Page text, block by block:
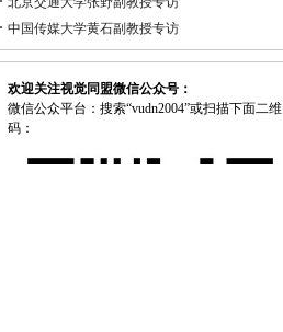
中国传媒大学黄石副教授专访
欢迎关注视觉同盟微信公众号：
微信公众平台：搜索“vudn2004”或扫描下面二维
码：